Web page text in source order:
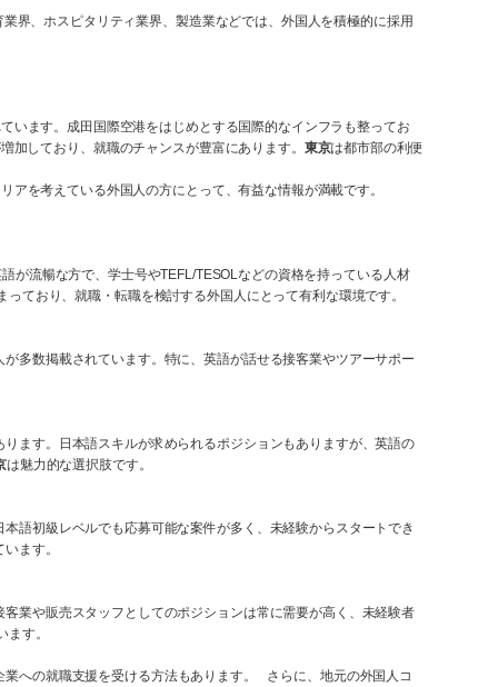
界、ホスピタリティ業界、製造業などでは、外国人を積極的に採用
います。成田国際空港をはじめとする国際的なインフラも整ってお
しており、就職のチャンスが豊富にあります。 東京は都市部の利便
を考えている外国人の方にとって、有益な情報が満載です。
が流暢な方で、学士号やTEFL/TESOLなどの資格を持っている人材
ており、就職・転職を検討する外国人にとって有利な環境です。
多数掲載されています。特に、英語が話せる接客業やツアーサポー
ます。日本語スキルが求められるポジションもありますが、英語の
は魅力的な選択肢です。
語初級レベルでも応募可能な案件が多く、未経験からスタートでき
ます。
業や販売スタッフとしてのポジションは常に需要が高く、未経験者
す。
への就職支援を受ける方法もあります。 さらに、地元の外国人コ